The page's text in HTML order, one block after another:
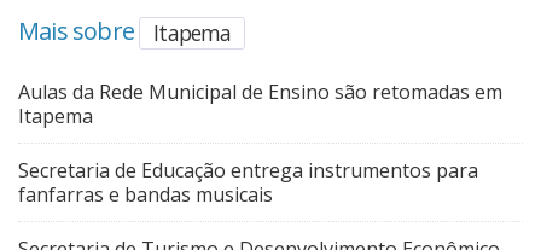
Mais sobre Itapema
Aulas da Rede Municipal de Ensino são retomadas em
Itapema
Secretaria de Educação entrega instrumentos para
fanfarras e bandas musicais